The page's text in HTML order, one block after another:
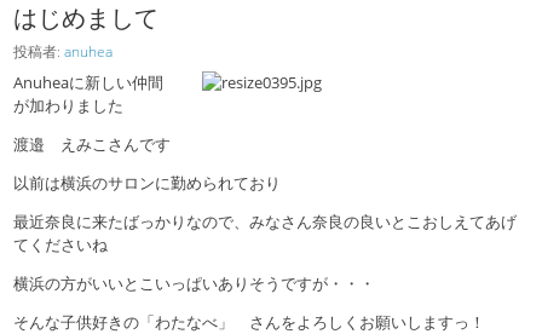
はじめまして
投稿者:anuhea
Anuheaに新しい仲間
が加わりました
渡邉 えみこさんです
以前は横浜のサロンに勤められており
最近奈良に来たばっかりなので、みなさん奈良の良いとこおしえてあげ
てくださいね
横浜の方がいいとこいっぱいありそうですが・・・
そんな子供好きの「わたなべ」 さんをよろしくお願いしますっ！